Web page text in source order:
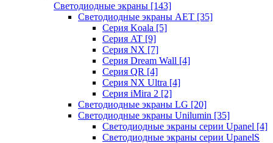
Светодиодные экраны [143]
Светодиодные экраны AET [35]
Cерия Koala [5]
Серия AT [9]
Серия NX [7]
Серия Dream Wall [4]
Серия QR [4]
Серия NX Ultra [4]
Серия iMira 2 [2]
Светодиодные экраны LG [20]
Светодиодные экраны Unilumin [35]
Светодиодные экраны серии Upanel [4]
Светодиодные экраны серии UpanelS